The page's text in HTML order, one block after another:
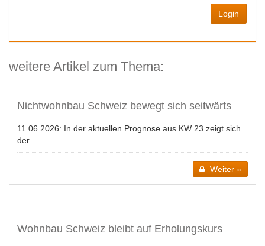
Login
weitere Artikel zum Thema:
Nichtwohnbau Schweiz bewegt sich seitwärts
11.06.2026: In der aktuellen Prognose aus KW 23 zeigt sich
der...
Weiter »
Wohnbau Schweiz bleibt auf Erholungskurs